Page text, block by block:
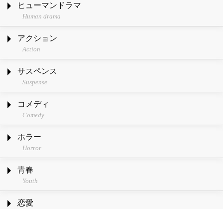
ヒューマンドラマ
Human drama
アクション
Action
サスペンス
Suspense
コメディ
Comedy
ホラー
Horror
青春
Youth
恋愛